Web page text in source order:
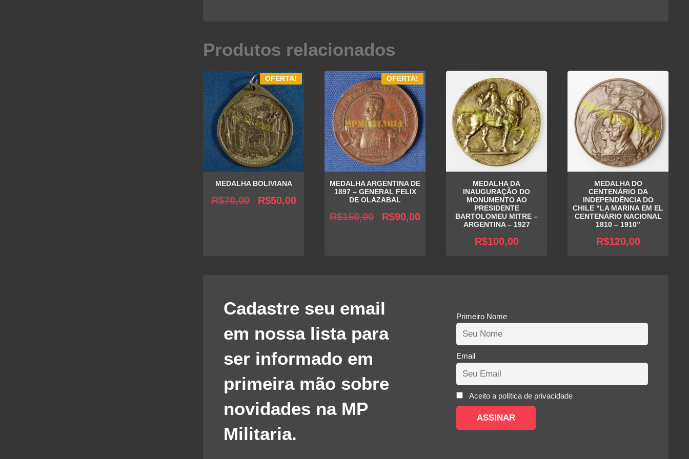
Produtos relacionados
OFERTA!
MEDALHA BOLIVIANA
R$70,00
O
R$50,00O
OFERTA!
MEDALHA ARGENTINA DE
1897 – GENERAL FELIX
DE OLAZABAL
R$150,00
O
R$90,00O
MEDALHA DA
INAUGURAÇÃO DO
MONUMENTO AO
PRESIDENTE
BARTOLOMEU MITRE –
ARGENTINA – 1927
R$100,00
MEDALHA DO
CENTENÁRIO DA
INDEPENDÊNCIA DO
CHILE “LA MARINA EM EL
CENTENÁRIO NACIONAL
1810 – 1910”
R$120,00
Cadastre seu email
em nossa lista para
ser informado em
primeira mão sobre
novidades na MP
Militaria.
Primeiro Nome
Email
Aceito a política de privacidade